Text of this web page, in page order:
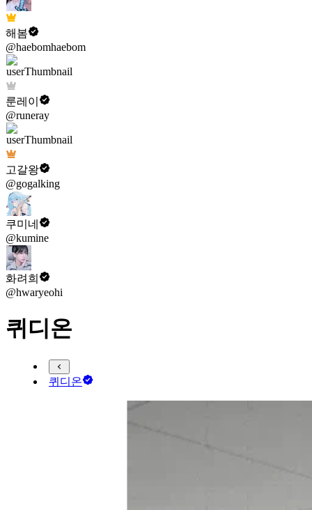
해봄
@haebomhaebom
룬레이
@runeray
고갈왕
@gogalking
쿠미네
@kumine
화려희
@hwaryeohi
퀴디온
퀴디온